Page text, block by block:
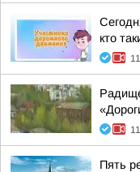
кто
Пять